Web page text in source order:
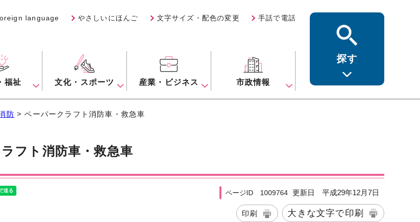
language やさしいにほんご 文字サイズ・配色の変更 手話で電話
福祉 文化・スポーツ 産業・ビジネス 市政情報
探す
防 > ペーパークラフト消防車・救急車
フト消防車・救急車
ページID 1009764 更新日 平成29年12月7日
印刷 大きな文字で印刷